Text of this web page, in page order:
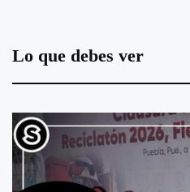
Lo que debes ver